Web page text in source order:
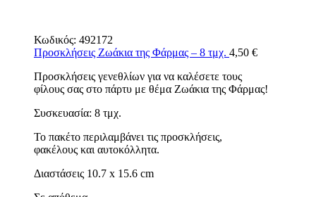
Κωδικός: 492172
Προσκλήσεις Ζωάκια της Φάρμας – 8 τμχ. 4,50 €
Προσκλήσεις γενεθλίων για να καλέσετε τους
φίλους σας στο πάρτυ με θέμα Ζωάκια της Φάρμας!
Συσκευασία: 8 τμχ.
Το πακέτο περιλαμβάνει τις προσκλήσεις,
φακέλους και αυτοκόλλητα.
Διαστάσεις 10.7 x 15.6 cm